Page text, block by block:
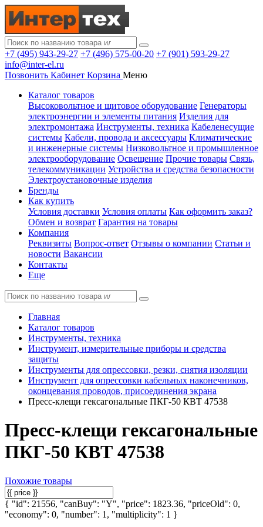
+7 (495) 943-29-27 +7 (496) 575-00-20 +7 (901) 593-29-27
info@inter-el.ru
Позвонить Кабинет Корзина Меню
Каталог товаров
Высоковольтное и щитовое оборудование Генераторы
электроэнергии и элементы питания Изделия для
электромонтажа Инструменты, техника Кабеленесущие
системы Кабели, провода и аксессуары Климатические
и инженерные системы Низковольтное и промышленное
электрооборудование Освещение Прочие товары Связь,
телекоммуникации Устройства и средства безопасности
Электроустановочные изделия
Бренды
Как купить
Условия доставки Условия оплаты Как оформить заказ?
Обмен и возврат Гарантия на товары
Компания
Реквизиты Вопрос-ответ Отзывы о компании Статьи и
новости Вакансии
Контакты
Еще
Главная
Каталог товаров
Инструменты, техника
Инструмент, измерительные приборы и средства
защиты
Инструменты для опрессовки, резки, снятия изоляции
Инструмент для опрессовки кабельных наконечников,
оконцевания проводов, присоединения экрана
Пресс-клещи гексагональные ПКГ-50 КВТ 47538
Пресс-клещи гексагональные
ПКГ-50 КВТ 47538
Похожие товары
{ "id": 21556, "canBuy": "Y", "price": 1823.36, "priceOld": 0,
"economy": 0, "number": 1, "multiplicity": 1 }